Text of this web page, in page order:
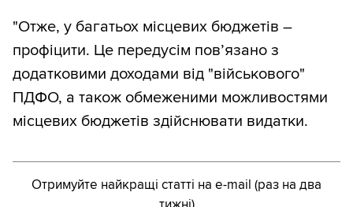
"Отже, у багатьох місцевих бюджетів –
профіцити. Це передусім пов’язано з
додатковими доходами від "військового"
ПДФО, а також обмеженими можливостями
місцевих бюджетів здійснювати видатки.
Отримуйте найкращі статті на e-mail (раз на два